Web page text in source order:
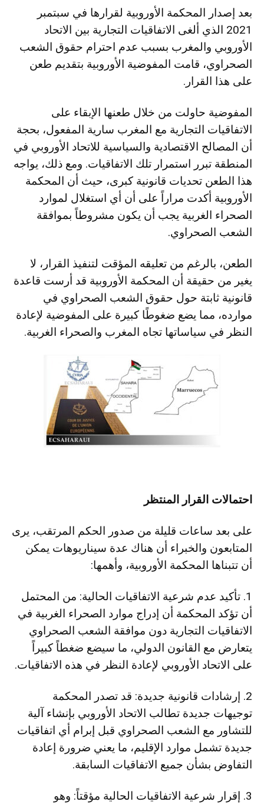
بعد إصدار المحكمة الأوروبية لقرارها في سبتمبر
2021 الذي ألغى الاتفاقيات التجارية بين الاتحاد
الأوروبي والمغرب بسبب عدم احترام حقوق الشعب
الصحراوي، قامت المفوضية الأوروبية بتقديم طعن
على هذا القرار.
المفوضية حاولت من خلال طعنها الإبقاء على
الاتفاقيات التجارية مع المغرب سارية المفعول، بحجة
أن المصالح الاقتصادية والسياسية للاتحاد الأوروبي في
المنطقة تبرر استمرار تلك الاتفاقيات. ومع ذلك، يواجه
هذا الطعن تحديات قانونية كبرى، حيث أن المحكمة
الأوروبية أكدت مراراً على أن أي استغلال لموارد
الصحراء الغربية يجب أن يكون مشروطاً بموافقة
الشعب الصحراوي.
الطعن، بالرغم من تعليقه المؤقت لتنفيذ القرار، لا
يغير من حقيقة أن المحكمة الأوروبية قد أرست قاعدة
قانونية ثابتة حول حقوق الشعب الصحراوي في
موارده، مما يضع ضغوطًا كبيرة على المفوضية لإعادة
النظر في سياساتها تجاه المغرب والصحراء الغربية.
احتمالات القرار المنتظر
على بعد ساعات قليلة من صدور الحكم المرتقب، يرى
المتابعون والخبراء أن هناك عدة سيناريوهات يمكن
أن تتبناها المحكمة الأوروبية، وأهمها:
1. تأكيد عدم شرعية الاتفاقيات الحالية: من المحتمل
أن تؤكد المحكمة أن إدراج موارد الصحراء الغربية في
الاتفاقيات التجارية دون موافقة الشعب الصحراوي
يتعارض مع القانون الدولي، ما سيضع ضغطاً كبيراً
على الاتحاد الأوروبي لإعادة النظر في هذه الاتفاقيات.
2. إرشادات قانونية جديدة: قد تصدر المحكمة
توجيهات جديدة تطالب الاتحاد الأوروبي بإنشاء آلية
للتشاور مع الشعب الصحراوي قبل إبرام أي اتفاقيات
جديدة تشمل موارد الإقليم، ما يعني ضرورة إعادة
التفاوض بشأن جميع الاتفاقيات السابقة.
3. إقرار شرعية الاتفاقيات الحالية مؤقتاً: وهو